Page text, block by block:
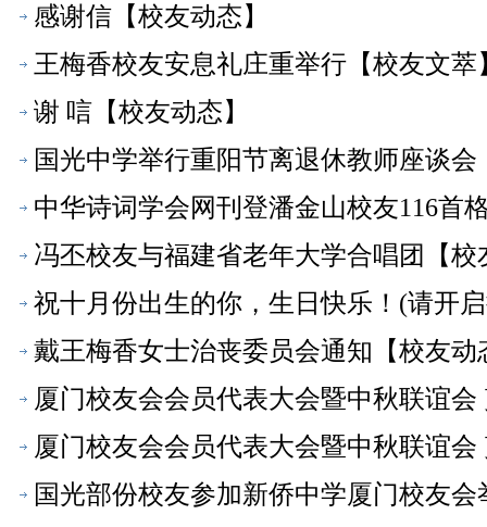
感谢信【校友动态】
王梅香校友安息礼庄重举行【校友文萃
谢 唁【校友动态】
国光中学举行重阳节离退休教师座谈会
中华诗词学会网刊登潘金山校友116首
冯丕校友与福建省老年大学合唱团【校
祝十月份出生的你，生日快乐！(请开
戴王梅香女士治丧委员会通知【校友动
厦门校友会会员代表大会暨中秋联谊会
厦门校友会会员代表大会暨中秋联谊会
国光部份校友参加新侨中学厦门校友